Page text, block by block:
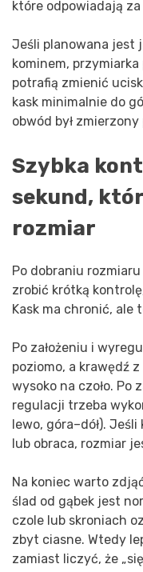
które odpowiadają
Jeśli planowana jest
kominem,
potrafią zmienić
kask minimalnie do
obwód był
Szybka
sekund,
rozmiar
Po dobraniu
zrobić krótką
Kask ma chronić, ale
Po założeniu i
poziomo, a krawędź
wysoko na czoło. Po
regulacji trzeba
lewo, góra–dół).
lub obraca, rozmiar
Na koniec warto
ślad od gąbek jest
czole lub skroniach
zbyt ciasne. Wtedy
zamiast liczyć, że „się